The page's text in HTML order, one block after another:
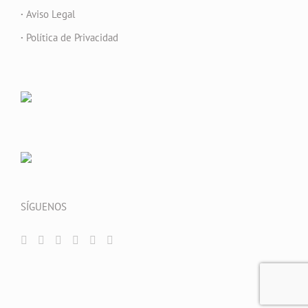
· Aviso Legal
· Política de Privacidad
SÍGUENOS